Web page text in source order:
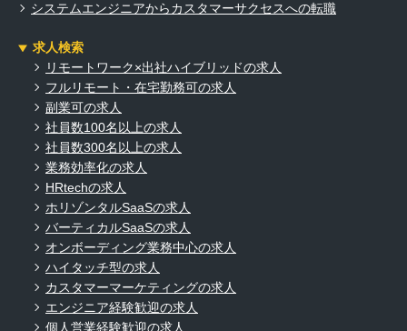
システムエンジニアからカスタマーサクセスへの転職
求人検索
リモートワーク×出社ハイブリッドの求人
フルリモート・在宅勤務可の求人
副業可の求人
社員数100名以上の求人
社員数300名以上の求人
業務効率化の求人
HRtechの求人
ホリゾンタルSaaSの求人
バーティカルSaaSの求人
オンボーディング業務中心の求人
ハイタッチ型の求人
カスタマーマーケティングの求人
エンジニア経験歓迎の求人
個人営業経験歓迎の求人